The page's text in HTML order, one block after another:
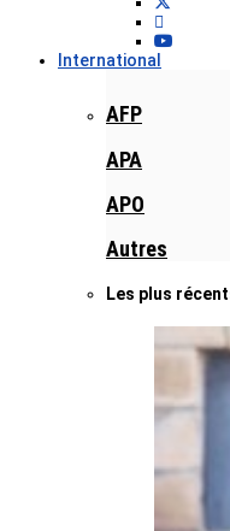
International
AFP
APA
APO
Autres
Les plus